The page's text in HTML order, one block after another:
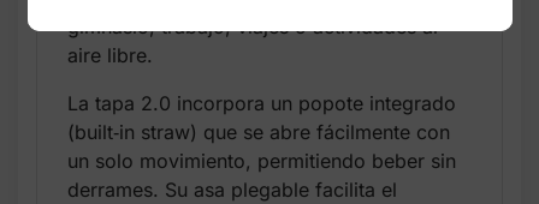
gimnasio, trabajo, viajes o actividades al
aire libre.
La tapa 2.0 incorpora un popote integrado
(built‑in straw) que se abre fácilmente con
un solo movimiento, permitiendo beber sin
derrames. Su asa plegable facilita el